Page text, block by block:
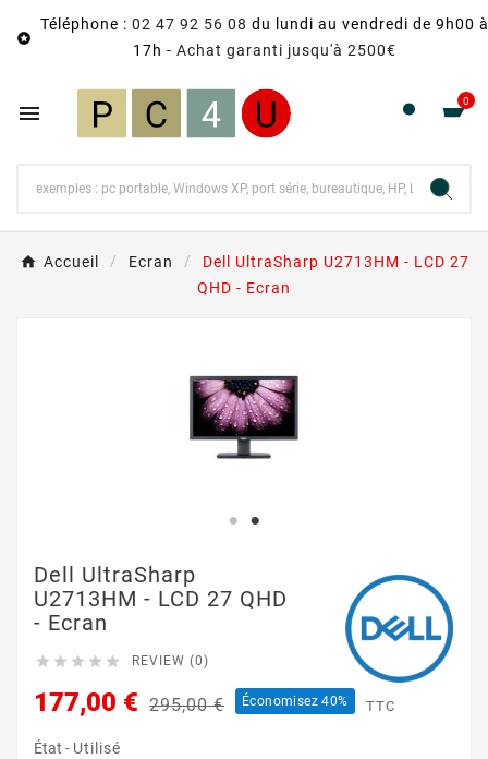

Téléphone : 02 47 92 56 08 du lundi au vendredi de 9h00 à
17h - Achat garanti jusqu'à 2500€
 0
Accueil Ecran
Dell UltraSharp U2713HM - LCD 27
QHD - Ecran
Dell UltraSharp
U2713HM - LCD 27 QHD
- Ecran
     REVIEW (0)
177,00 € 295,00 € Économisez 40% TTC
État - Utilisé